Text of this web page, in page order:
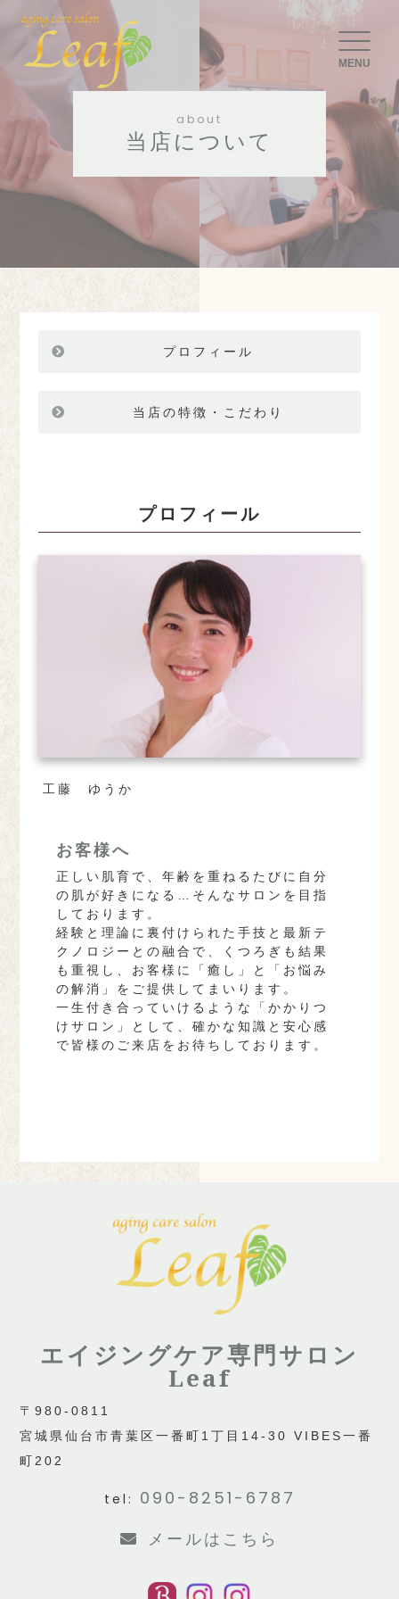
MENU
about
当店について
プロフィール
当店の特徴・こだわり
プロフィール
工藤 ゆうか
お客様へ
正しい肌育で、年齢を重ねるたびに自分
の肌が好きになる…そんなサロンを目指
しております。
経験と理論に裏付けられた手技と最新テ
クノロジーとの融合で、くつろぎも結果
も重視し、お客様に「癒し」と「お悩み
の解消」をご提供してまいります。
一生付き合っていけるような「かかりつ
けサロン」として、確かな知識と安心感
で皆様のご来店をお待ちしております。
エイジングケア専門サロン
Leaf
〒980-0811
宮城県仙台市青葉区一番町1丁目14-30 VIBES一番
町202
tel: 090-8251-6787
メールはこちら